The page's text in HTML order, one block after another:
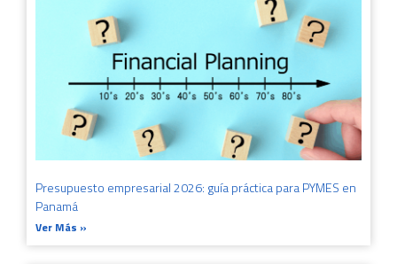
Presupuesto empresarial 2026: guía práctica para PYMES en
Panamá
Ver Más »